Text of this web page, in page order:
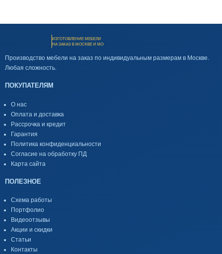
ИЗГОТОВЛЕНИЕ МЕБЕЛИ
НА ЗАКАЗ В МОСКВЕ И МО
Производство мебели на заказ по индивидуальным размерам в Москве.
Любая сложность.
ПОКУПАТЕЛЯМ
О нас
Оплата и доставка
Рассрочка и кредит
Гарантия
Политика конфиденциальности
Согласие на обработку ПД
Карта сайта
ПОЛЕЗНОЕ
Схема работы
Портфолио
Видеоотзывы
Акции и скидки
Статьи
Контакты